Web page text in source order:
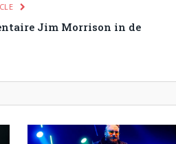
Jim Morrison in de